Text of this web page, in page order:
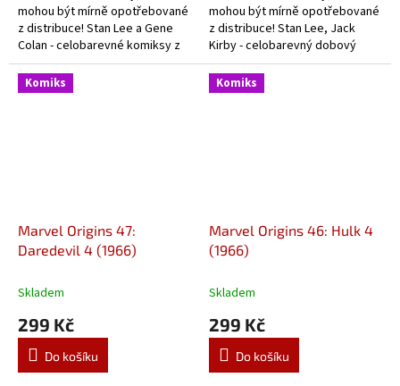
mohou být mírně opotřebované
z distribuce! Stan Lee a Gene
Colan - celobarevné komiksy z
doby začátků Iron Mana.
mohou být mírně opotřebované
z distribuce! Stan Lee, Jack
Kirby - celobarevný dobový
komiks o začátcích slavného
kapitána.
Komiks
Marvel Origins 47:
Daredevil 4 (1966)
Skladem
299 Kč
Do košíku
Komiks
Marvel Origins 46: Hulk 4
(1966)
Skladem
299 Kč
Do košíku